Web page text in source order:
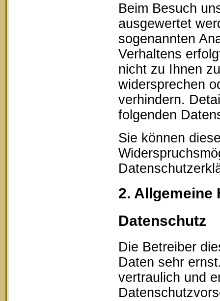
Beim Besuch
ausgewertet
sogenannten
Verhaltens
nicht zu Ihnen
widersprechen
verhindern.
folgenden
Sie können
2. Allgemeine
Datenschutz
Die Betreiber
Daten sehr
vertraulich und